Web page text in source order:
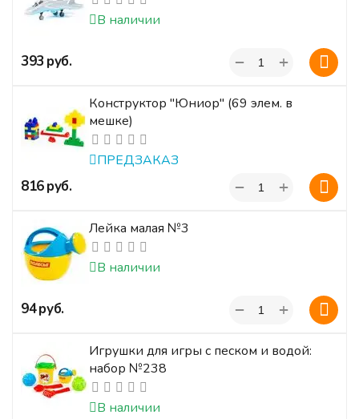
В наличии
‍393‍руб. +
−
Конструктор "Юниор" (69 элем. в
мешке)
ПРЕДЗАКАЗ
‍816‍руб. +
−
Лейка малая №3
В наличии
‍94‍руб. +
−
Игрушки для игры с песком и водой:
набор №238
В наличии